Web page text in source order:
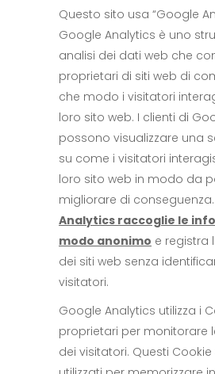
Questo sito usa “Google
Google Analytics è uno
analisi dei dati web che
proprietari di siti web di
che modo i visitatori
loro sito web. I clienti di
possono visualizzare una
su come i visitatori
loro sito web in modo da
migliorare di conseguenza.
Analytics raccoglie le
modo anonimo e registra
dei siti web senza
visitatori.
Google Analytics utilizza i
proprietari per monitorare
dei visitatori. Questi